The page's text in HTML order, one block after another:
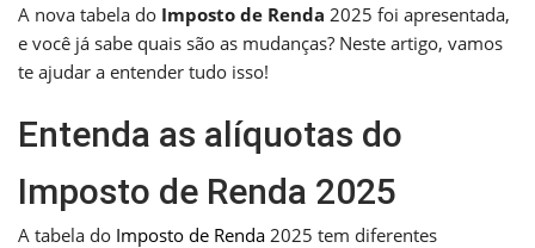
A nova tabela do Imposto de Renda 2025 foi apresentada,
e você já sabe quais são as mudanças? Neste artigo, vamos
te ajudar a entender tudo isso!
Entenda as alíquotas do
Imposto de Renda 2025
A tabela do Imposto de Renda 2025 tem diferentes